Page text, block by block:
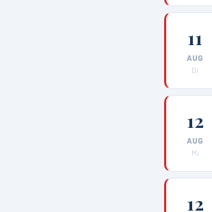
11
AUG
Di
12
AUG
Mi
12